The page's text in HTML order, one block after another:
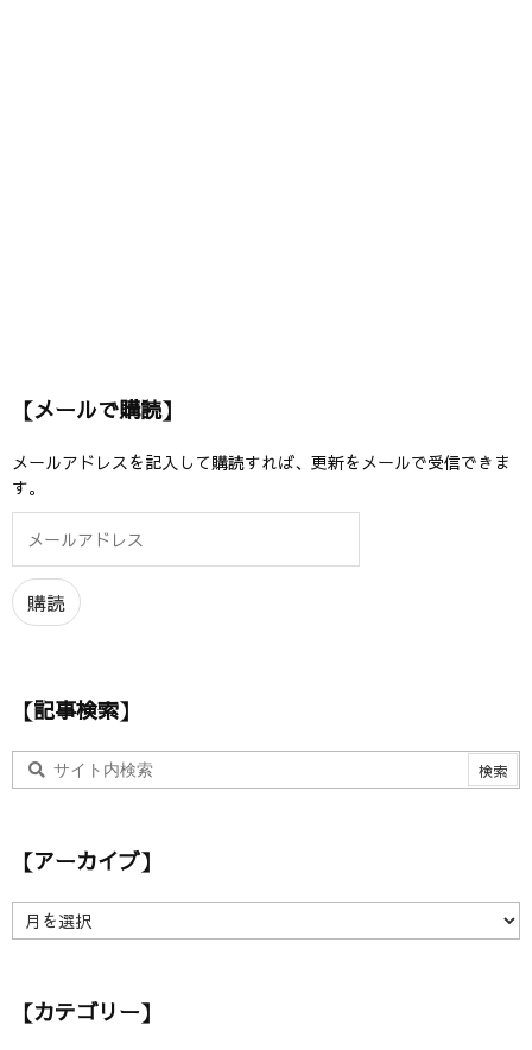
【メールで購読】
メールアドレスを記入して購読すれば、更新をメールで受信できま
す。
ル
ア
ド
購読
【記事検索】
【アーカイブ】
ア
イ【カテゴリー】